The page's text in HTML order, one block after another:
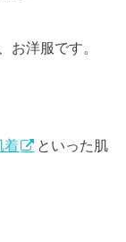
お洋服です。
着
といった肌